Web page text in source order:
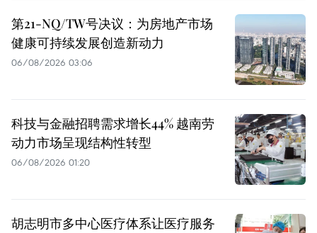
第21-NQ/TW号决议：为房地产市场
健康可持续发展创造新动力
06/08/2026 03:06
科技与金融招聘需求增长44% 越南劳
动力市场呈现结构性转型
06/08/2026 01:20
胡志明市多中心医疗体系让医疗服务